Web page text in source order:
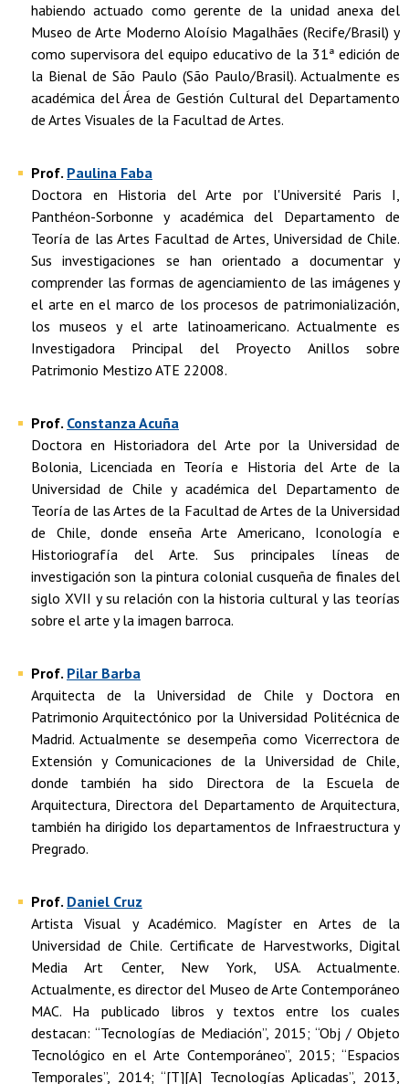
habiendo actuado como gerente de la unidad anexa del
Museo de Arte Moderno Aloísio Magalhães (Recife/Brasil) y
como supervisora del equipo educativo de la 31ª edición de
la Bienal de São Paulo (São Paulo/Brasil). Actualmente es
académica del Área de Gestión Cultural del Departamento
de Artes Visuales de la Facultad de Artes.
Prof. Paulina Faba
Doctora en Historia del Arte por l'Université Paris I,
Panthéon-Sorbonne y académica del Departamento de
Teoría de las Artes Facultad de Artes, Universidad de Chile.
Sus investigaciones se han orientado a documentar y
comprender las formas de agenciamiento de las imágenes y
el arte en el marco de los procesos de patrimonialización,
los museos y el arte latinoamericano. Actualmente es
Investigadora Principal del Proyecto Anillos sobre
Patrimonio Mestizo ATE 22008.
Prof. Constanza Acuña
Doctora en Historiadora del Arte por la Universidad de
Bolonia, Licenciada en Teoría e Historia del Arte de la
Universidad de Chile y académica del Departamento de
Teoría de las Artes de la Facultad de Artes de la Universidad
de Chile, donde enseña Arte Americano, Iconología e
Historiografía del Arte. Sus principales líneas de
investigación son la pintura colonial cusqueña de finales del
siglo XVII y su relación con la historia cultural y las teorías
sobre el arte y la imagen barroca.
Prof. Pilar Barba
Arquitecta de la Universidad de Chile y Doctora en
Patrimonio Arquitectónico por la Universidad Politécnica de
Madrid. Actualmente se desempeña como Vicerrectora de
Extensión y Comunicaciones de la Universidad de Chile,
donde también ha sido Directora de la Escuela de
Arquitectura, Directora del Departamento de Arquitectura,
también ha dirigido los departamentos de Infraestructura y
Pregrado.
Prof. Daniel Cruz
Artista Visual y Académico. Magíster en Artes de la
Universidad de Chile. Certificate de Harvestworks, Digital
Media Art Center, New York, USA. Actualmente.
Actualmente, es director del Museo de Arte Contemporáneo
MAC. Ha publicado libros y textos entre los cuales
destacan: “Tecnologías de Mediación”, 2015; “Obj / Objeto
Tecnológico en el Arte Contemporáneo”, 2015; “Espacios
Temporales”, 2014; “[T][A] Tecnologías Aplicadas”, 2013,